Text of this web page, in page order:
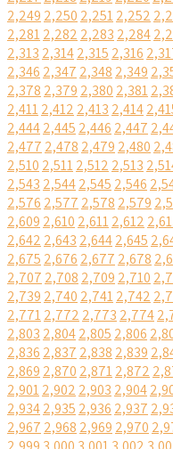
2,249 2,250 2,2512,252
2,2812,282 2,283 2,284
2,313 2,3142,315 2,316
2,346 2,347 2,348 2,349
2,378 2,379 2,380 2,381
2,4112,412 2,413 2,414
2,4442,445 2,446 2,447
2,477 2,478 2,479 2,480
2,510 2,5112,512 2,513
2,543 2,5442,545 2,546
2,576 2,577 2,578 2,579
2,609 2,610 2,6112,612
2,642 2,643 2,6442,645
2,675 2,676 2,677 2,678
2,707 2,708 2,709 2,710
2,739 2,740 2,7412,742
2,7712,772 2,773 2,774
2,803 2,8042,805 2,806
2,836 2,837 2,838 2,839
2,869 2,870 2,8712,872
2,9012,902 2,903 2,904
2,9342,935 2,936 2,937
2,967 2,968 2,969 2,970